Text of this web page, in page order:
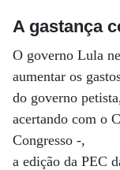
A gastança
O governo Lula
aumentar os
do governo
acertando com o
Congresso -,
a edição da PEC